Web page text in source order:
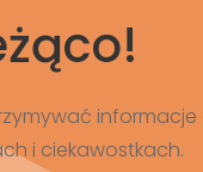
informacje
i ciekawostkach.